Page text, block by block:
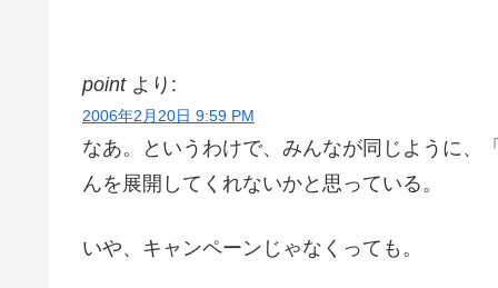
point より:
2006年2月20日 9:59 PM
なあ。というわけで、みんなが同じように、
んを展開してくれないかと思っている。
いや、キャンペーンじゃなくっても。